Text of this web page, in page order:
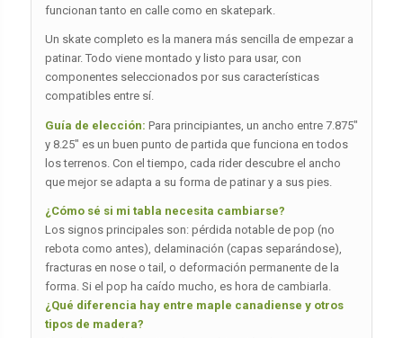
funcionan tanto en calle como en skatepark.
Un skate completo es la manera más sencilla de empezar a
patinar. Todo viene montado y listo para usar, con
componentes seleccionados por sus características
compatibles entre sí.
Guía de elección: Para principiantes, un ancho entre 7.875″
y 8.25″ es un buen punto de partida que funciona en todos
los terrenos. Con el tiempo, cada rider descubre el ancho
que mejor se adapta a su forma de patinar y a sus pies.
¿Cómo sé si mi tabla necesita cambiarse?
Los signos principales son: pérdida notable de pop (no
rebota como antes), delaminación (capas separándose),
fracturas en nose o tail, o deformación permanente de la
forma. Si el pop ha caído mucho, es hora de cambiarla.
¿Qué diferencia hay entre maple canadiense y otros
tipos de madera?